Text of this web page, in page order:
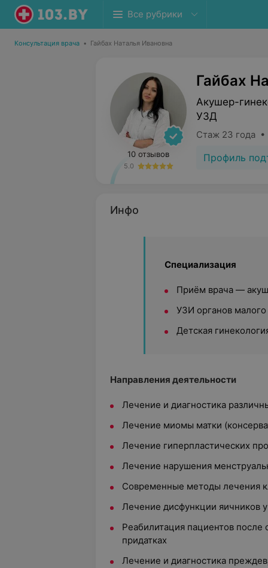
Все рубрики
Консультация врача • Гайбах Наталья Ивановна
10 отзывов
5.0
Гайбах
Акушер-
УЗД
Стаж 23 года •
Профиль
Инфо
Специализация
Приём врача —
УЗИ органов малого
Детская
Направления деятельности
Лечение и диагностика
Лечение миомы матки
Лечение гиперпластических
Лечение нарушения
Современные методы лечения
Лечение дисфункции яичников
Реабилитация пациентов после
придатках
Лечение и диагностика